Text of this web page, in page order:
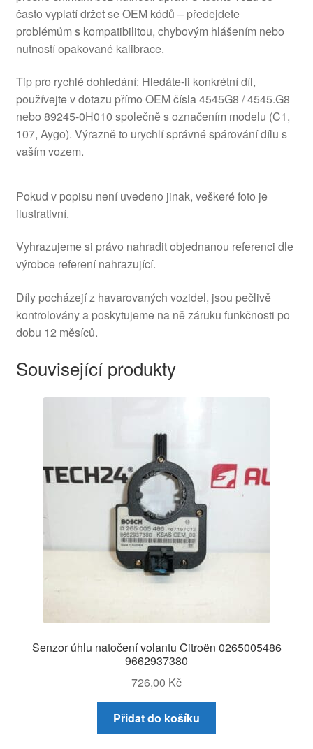
často vyplatí držet se OEM kódů – předejdete
problémům s kompatibilitou, chybovým hlášením nebo
nutností opakované kalibrace.
Tip pro rychlé dohledání: Hledáte-li konkrétní díl,
používejte v dotazu přímo OEM čísla 4545G8 / 4545.G8
nebo 89245-0H010 společně s označením modelu (C1,
107, Aygo). Výrazně to urychlí správné spárování dílu s
vaším vozem.
Pokud v popisu není uvedeno jinak, veškeré foto je
ilustrativní.
Vyhrazujeme si právo nahradit objednanou referenci dle
výrobce referení nahrazující.
Díly pocházejí z havarovaných vozidel, jsou pečlivě
kontrolovány a poskytujeme na ně záruku funkčnosti po
dobu 12 měsíců.
Související produkty
Senzor úhlu natočení volantu Citroën 0265005486
9662937380
726,00 Kč
Přidat do košíku